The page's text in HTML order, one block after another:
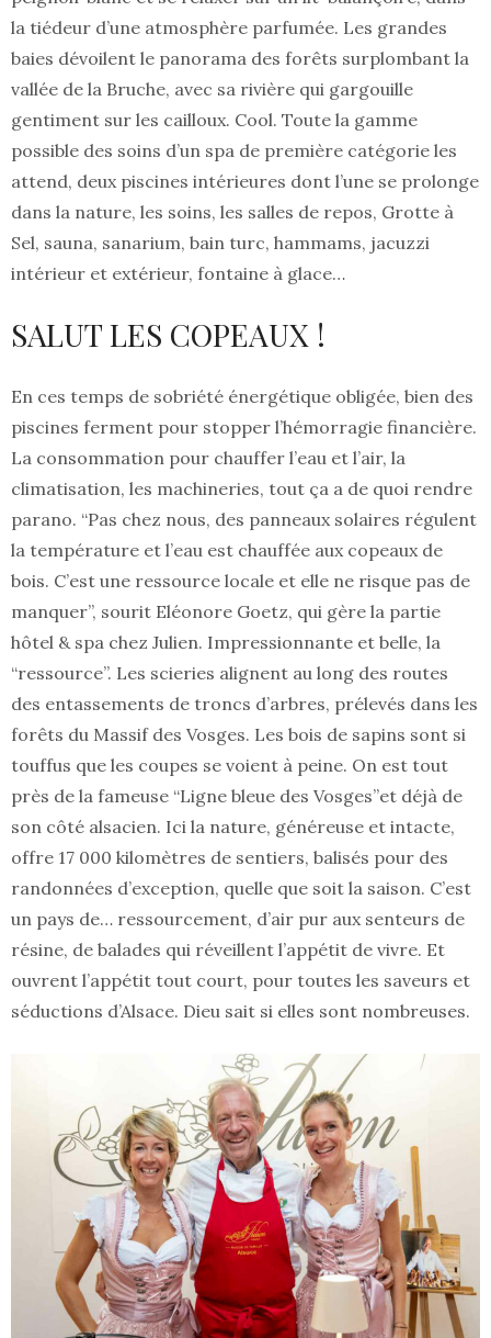
la tiédeur d’une atmosphère parfumée. Les grandes
baies dévoilent le panorama des forêts surplombant la
vallée de la Bruche, avec sa rivière qui gargouille
gentiment sur les cailloux. Cool. Toute la gamme
possible des soins d’un spa de première catégorie les
attend, deux piscines intérieures dont l’une se prolonge
dans la nature, les soins, les salles de repos, Grotte à
Sel, sauna, sanarium, bain turc, hammams, jacuzzi
intérieur et extérieur, fontaine à glace…
SALUT LES COPEAUX !
En ces temps de sobriété énergétique obligée, bien des
piscines ferment pour stopper l’hémorragie financière.
La consommation pour chauffer l’eau et l’air, la
climatisation, les machineries, tout ça a de quoi rendre
parano. “Pas chez nous, des panneaux solaires régulent
la température et l’eau est chauffée aux copeaux de
bois. C’est une ressource locale et elle ne risque pas de
manquer”, sourit Eléonore Goetz, qui gère la partie
hôtel & spa chez Julien. Impressionnante et belle, la
“ressource”. Les scieries alignent au long des routes
des entassements de troncs d’arbres, prélevés dans les
forêts du Massif des Vosges. Les bois de sapins sont si
touffus que les coupes se voient à peine. On est tout
près de la fameuse “Ligne bleue des Vosges”et déjà de
son côté alsacien. Ici la nature, généreuse et intacte,
offre 17 000 kilomètres de sentiers, balisés pour des
randonnées d’exception, quelle que soit la saison. C’est
un pays de… ressourcement, d’air pur aux senteurs de
résine, de balades qui réveillent l’appétit de vivre. Et
ouvrent l’appétit tout court, pour toutes les saveurs et
séductions d’Alsace. Dieu sait si elles sont nombreuses.